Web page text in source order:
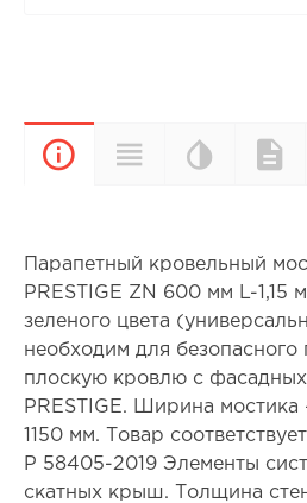
Описание
палитра
Парапетный кровельный
PRESTIGE ZN 600 мм L-1,15
зеленого цвета
необходим для безопасного
плоскую кровлю с
PRESTIGE. Ширина мостика
1150 мм. Товар
Р 58405-2019 Элементы
скатных крыш. Толщина